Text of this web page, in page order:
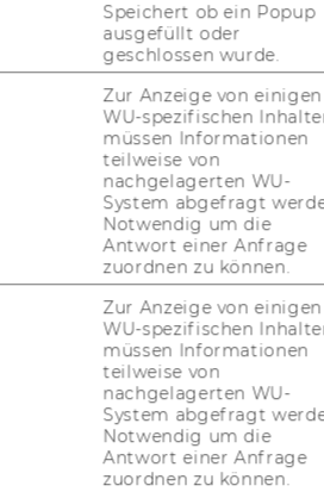
Doeleman, MSc
Mitarbeiterin
ruby.doeleman@wu.ac.at
in the Doc­to­ral Pro­gram
Ta­xa­ti­on Group of the
with an MSc in
of Eco­no­mics in
in both eco­no­mics
lies in com­bi­ning eco­no­mic
Speichert ob ein Popup
ausgefüllt oder
geschlossen wurde.
Zur Anzeige von einigen
WU-spezifischen
müssen Informationen
teilweise von
nachgelagerten WU-
System abgefragt
Notwendig um die
Antwort einer Anfrage
zuordnen zu können.
Zur Anzeige von einigen
WU-spezifischen
müssen Informationen
teilweise von
nachgelagerten WU-
System abgefragt
Notwendig um die
Antwort einer Anfrage
zuordnen zu können.